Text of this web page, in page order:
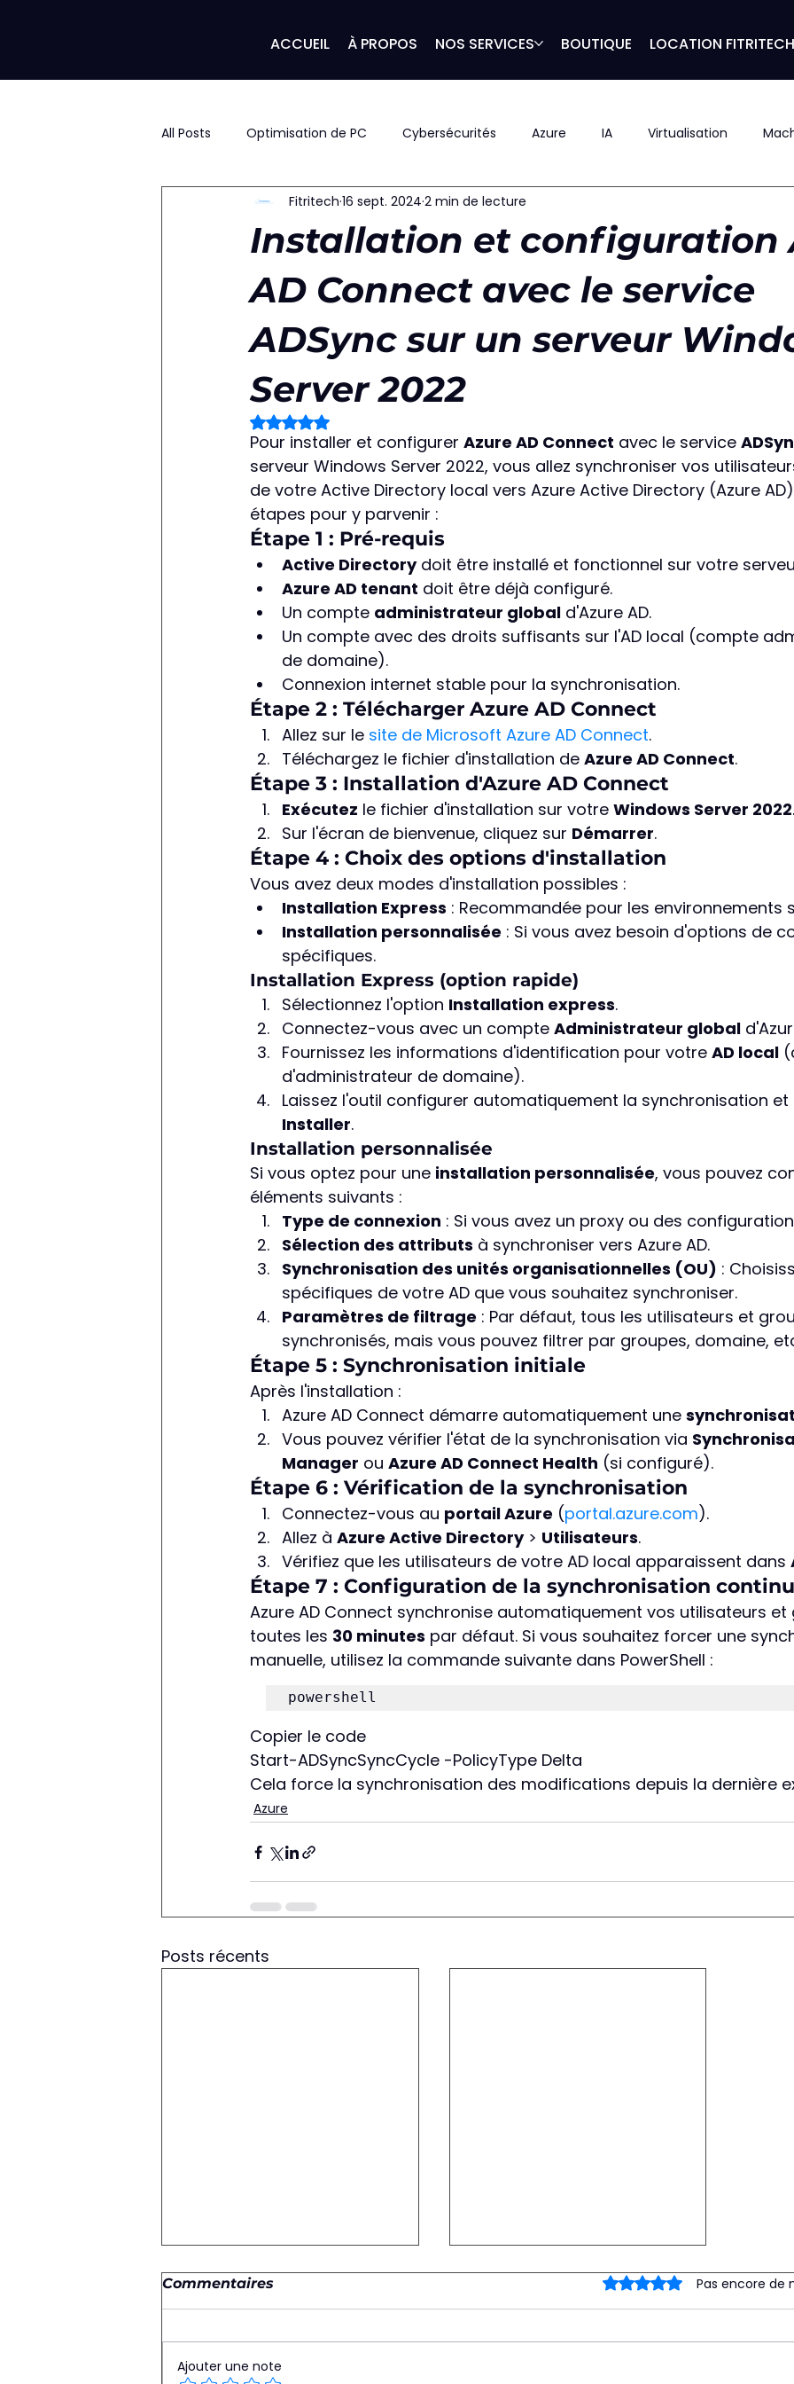
ACCUEIL À PROPOS NOS SERVICES BOUTIQUE LOCATION FITRITECH
All Posts Optimisation de PC Cybersécurités Azure IA Virtualisation
Installation et configuration
AD Connect avec le service
ADSync sur un serveur
Server 2022
Fitritech 16 sept. 2024 2 min de lecture
Noté NaN étoiles sur 5.
Pour installer et configurer Azure AD Connect avec le service
serveur Windows Server 2022, vous allez synchroniser vos
de votre Active Directory local vers Azure Active Directory (Azure
étapes pour y parvenir :
Étape 1 : Pré-requis
Active Directory doit être installé et fonctionnel sur votre
Azure AD tenant doit être déjà configuré.
Un compte administrateur global d'Azure AD.
Un compte avec des droits suffisants sur l'AD local (compte
de domaine).
Connexion internet stable pour la synchronisation.
Étape 2 : Télécharger Azure AD Connect
Allez sur le site de Microsoft Azure AD Connect.
Téléchargez le fichier d'installation de Azure AD Connect.
Étape 3 : Installation d'Azure AD Connect
Exécutez le fichier d'installation sur votre Windows Server 2022.
Sur l'écran de bienvenue, cliquez sur Démarrer.
Étape 4 : Choix des options d'installation
Vous avez deux modes d'installation possibles :
Installation Express : Recommandée pour les environnements
Installation personnalisée : Si vous avez besoin d'options de
spécifiques.
Installation Express (option rapide)
Sélectionnez l'option Installation express.
Connectez-vous avec un compte Administrateur global
Fournissez les informations d'identification pour votre AD local
d'administrateur de domaine).
Laissez l'outil configurer automatiquement la synchronisation
Installer.
Installation personnalisée
Si vous optez pour une installation personnalisée, vous pouvez
éléments suivants :
Type de connexion : Si vous avez un proxy ou des
Sélection des attributs à synchroniser vers Azure AD.
Synchronisation des unités organisationnelles (OU) :
spécifiques de votre AD que vous souhaitez synchroniser.
Paramètres de filtrage : Par défaut, tous les utilisateurs et
synchronisés, mais vous pouvez filtrer par groupes, domaine,
Étape 5 : Synchronisation initiale
Après l'installation :
Azure AD Connect démarre automatiquement une
Vous pouvez vérifier l'état de la synchronisation via
Manager ou Azure AD Connect Health (si configuré).
Étape 6 : Vérification de la synchronisation
Connectez-vous au portail Azure (portal.azure.com).
Allez à Azure Active Directory > Utilisateurs.
Vérifiez que les utilisateurs de votre AD local apparaissent dans
Étape 7 : Configuration de la synchronisation
Azure AD Connect synchronise automatiquement vos utilisateurs
toutes les 30 minutes par défaut. Si vous souhaitez forcer une
manuelle, utilisez la commande suivante dans PowerShell :
powershell
Copier le code
Start-ADSyncSyncCycle -PolicyType Delta
Cela force la synchronisation des modifications depuis la dernière
Azure
Posts récents
Commentaires Noté 0 étoile sur 5.
Pas encore de
Ajouter une note